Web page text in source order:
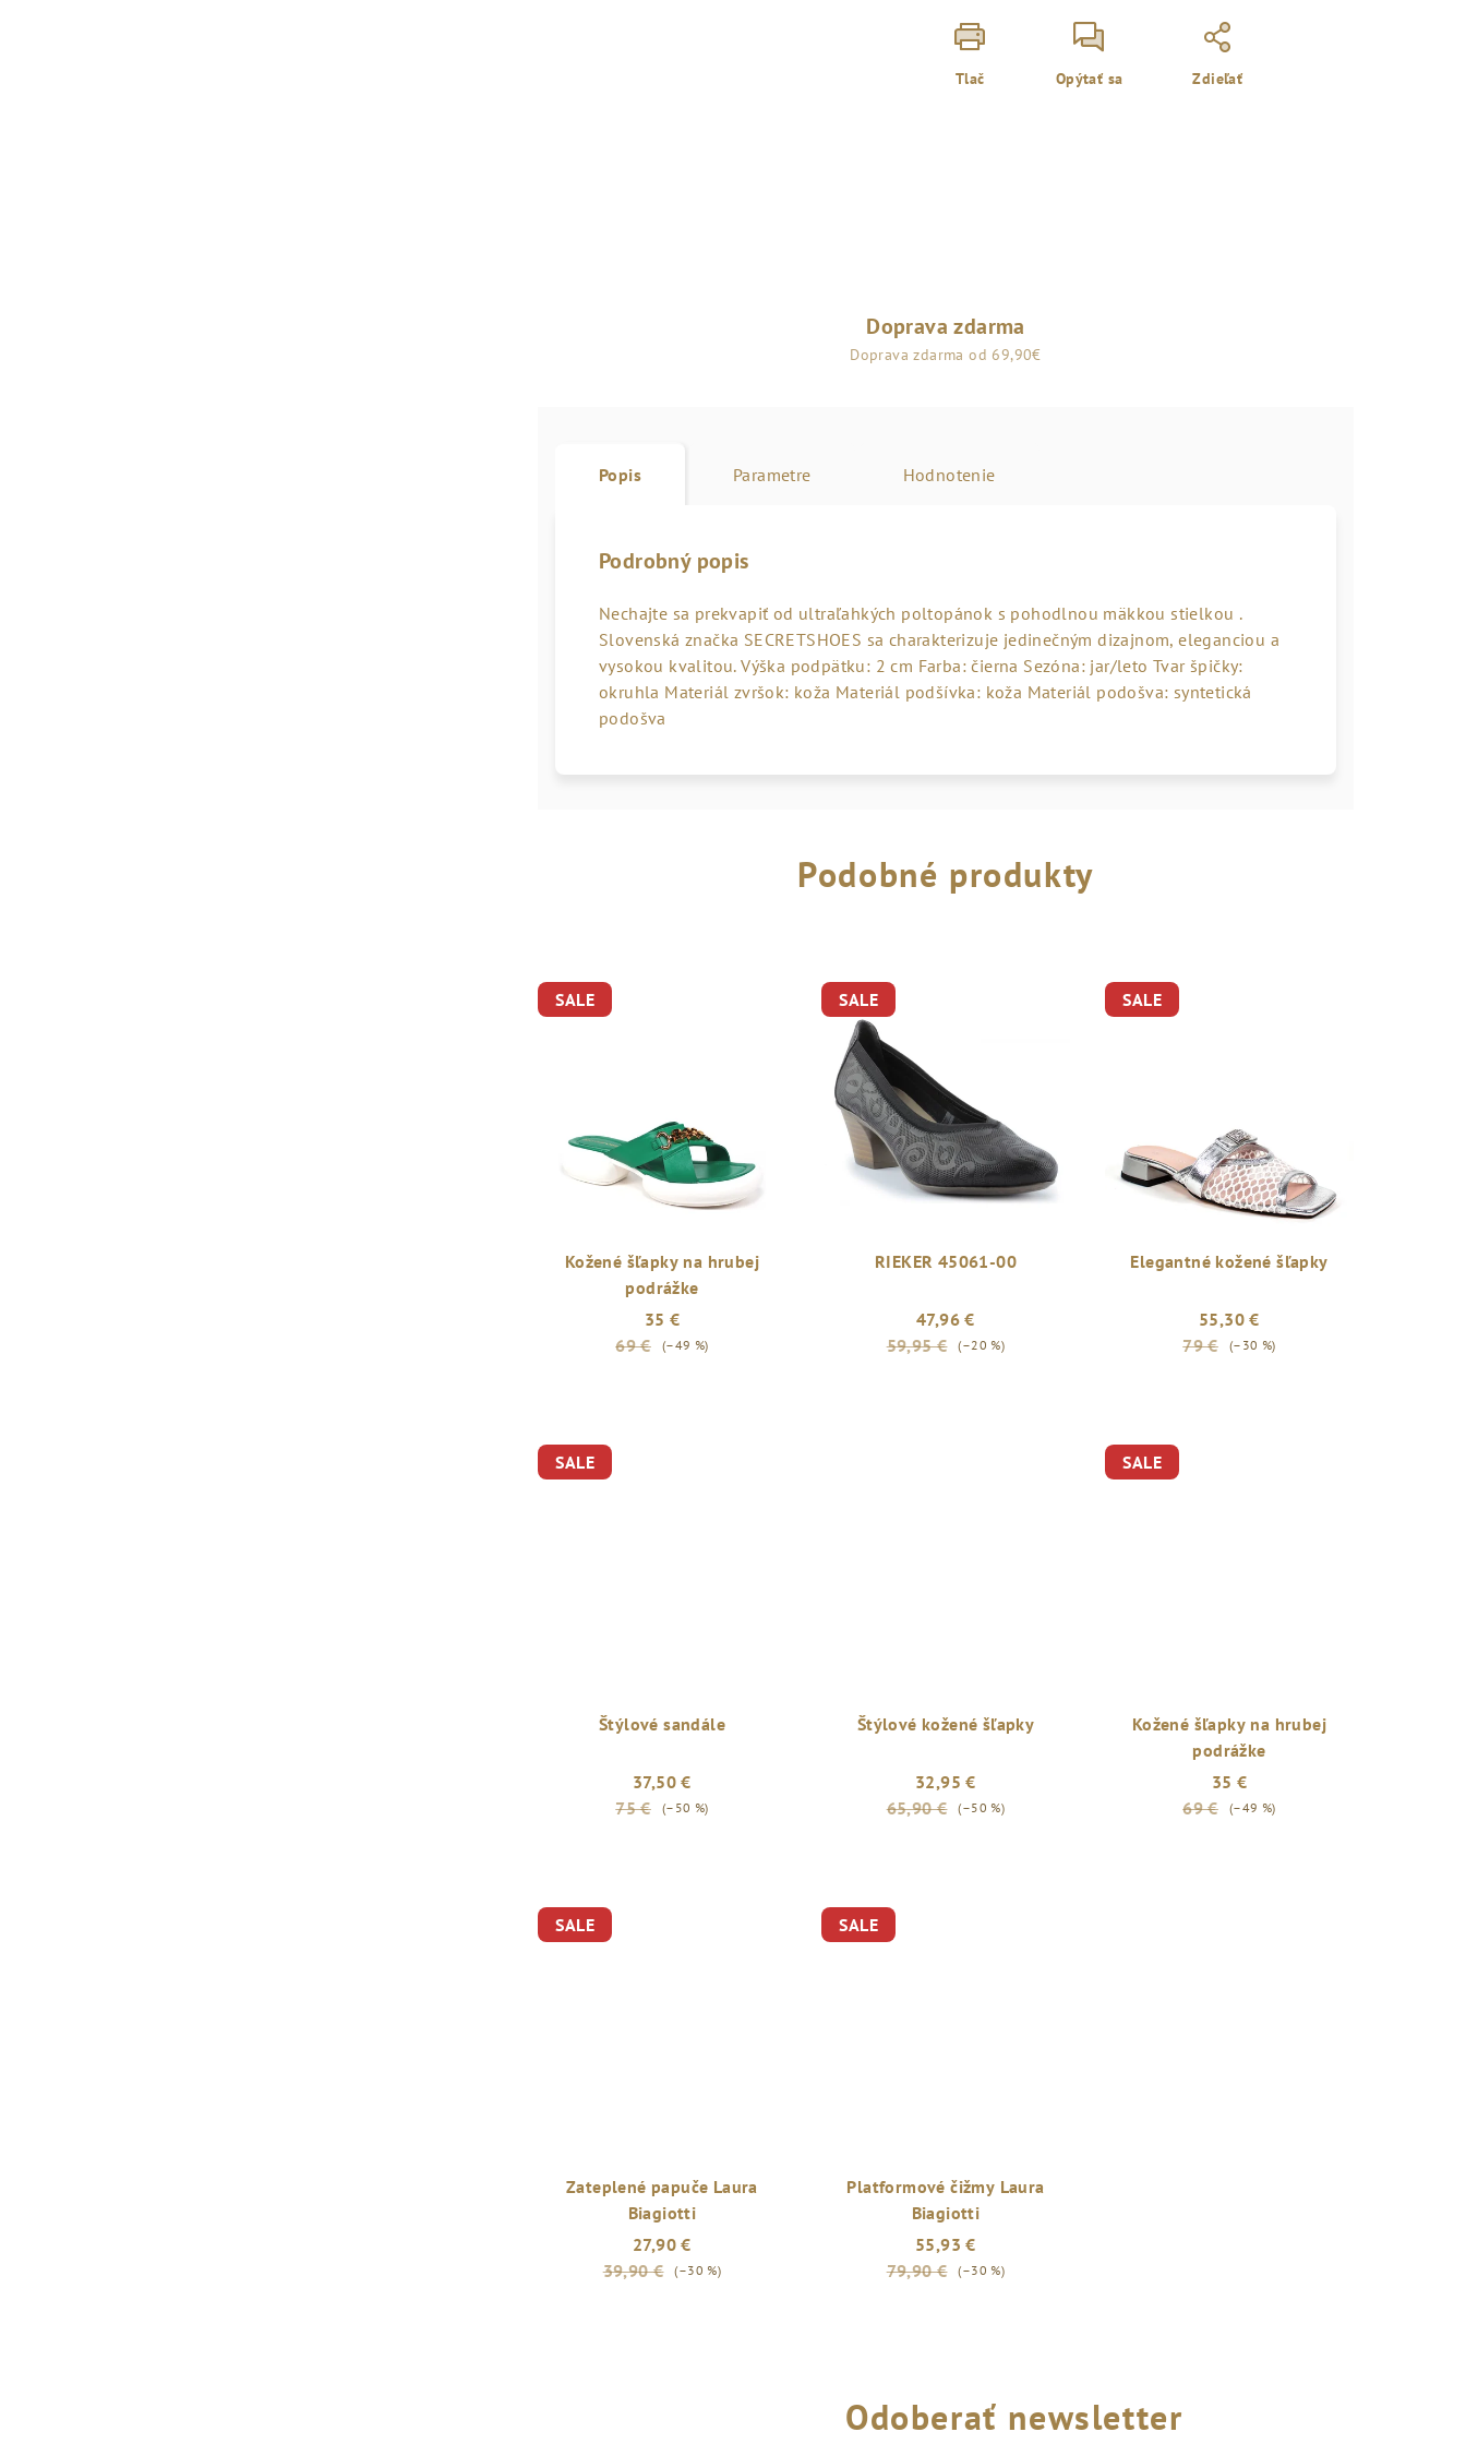
Tlač Opýtať sa Zdieľať
Doprava zdarma
Doprava zdarma od 69,90€
Popis Parametre Hodnotenie
Podrobný popis
Nechajte sa prekvapiť od ultraľahkých poltopánok s pohodlnou mäkkou stielkou .
Slovenská značka SECRETSHOES sa charakterizuje jedinečným dizajnom, eleganciou a
vysokou kvalitou. Výška podpätku: 2 cm Farba: čierna Sezóna: jar/leto Tvar špičky:
okruhla Materiál zvršok: koža Materiál podšívka: koža Materiál podošva: syntetická
podošva
Podobné produkty
SALE
Kožené šľapky na hrubej
podrážke
35 €
69 €
(–49 %)
SALE
RIEKER 45061-00
47,96 €
59,95 €
(–20 %)
SALE
Elegantné kožené šľapky
55,30 €
79 €
(–30 %)
SALE
Štýlové sandále
37,50 €
75 €
(–50 %)
Štýlové kožené šľapky
32,95 €
65,90 €
(–50 %)
SALE
Kožené šľapky na hrubej
podrážke
35 €
69 €
(–49 %)
SALE
Zateplené papuče Laura
Biagiotti
27,90 €
39,90 €
(–30 %)
SALE
Platformové čižmy Laura
Biagiotti
55,93 €
79,90 €
(–30 %)
Odoberať newsletter